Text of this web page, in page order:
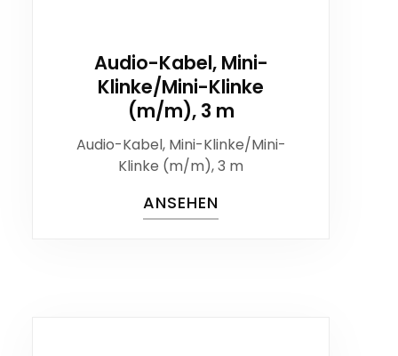
Audio-Kabel, Mini-
Klinke/Mini-Klinke
(m/m), 3 m
Audio-Kabel, Mini-Klinke/Mini-
Klinke (m/m), 3 m
ANSEHEN